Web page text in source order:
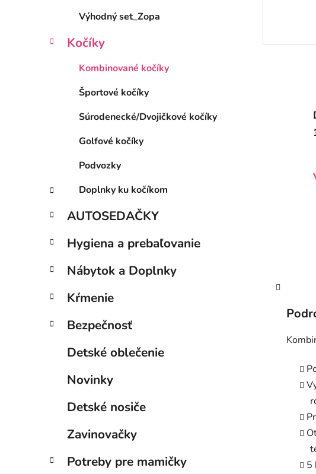
Výhodný set_Zopa
Kočíky
Kombinované kočíky
Športové kočíky
Súrodenecké/Dvojičkové kočíky
Golfové kočíky
Podvozky
Doplnky ku kočíkom
AUTOSEDAČKY
Hygiena a prebaľovanie
Nábytok a Doplnky
Kŕmenie
Bezpečnosť
Detské oblečenie
Novinky
Detské nosiče
Zavinovačky
Potreby pre mamičky
5